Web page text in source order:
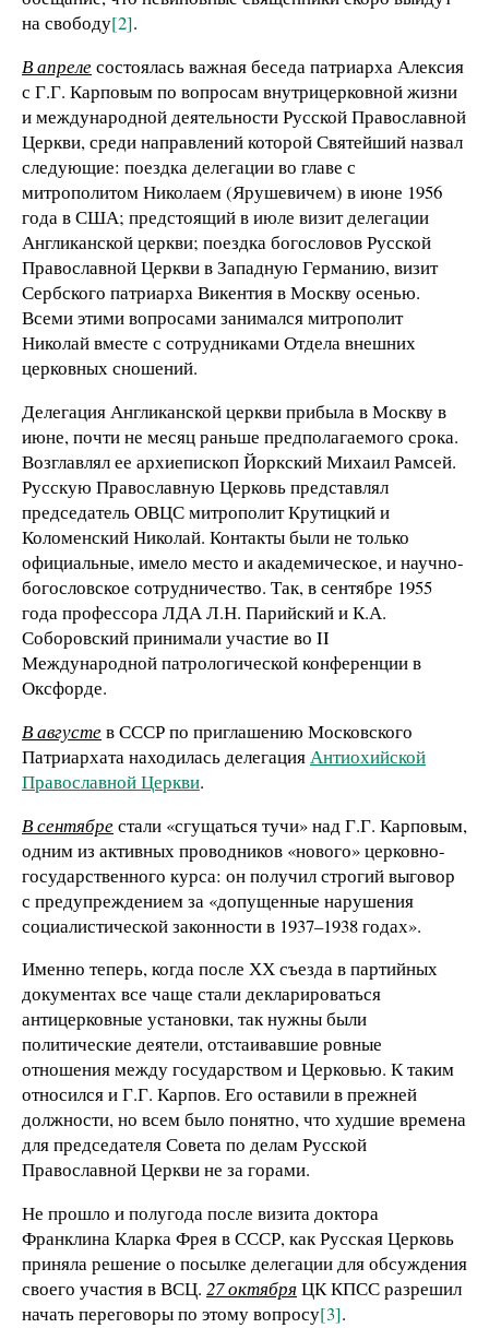
на свободу[2].
В апрелесостоялась важная беседа патриарха Алексия
с Г.Г. Карповым по вопросам внутрицерковной жизни
и международной деятельности Русской Православной
Церкви, среди направлений которой Святейший назвал
следующие: поездка делегации во главе с
митрополитом Николаем (Ярушевичем) в июне 1956
года в США; предстоящий в июле визит делегации
Англиканской церкви; поездка богословов Русской
Православной Церкви в Западную Германию, визит
Сербского патриарха Викентия в Москву осенью.
Всеми этими вопросами занимался митрополит
Николай вместе с сотрудниками Отдела внешних
церковных сношений.
Делегация Англиканской церкви прибыла в Москву в
июне, почти не месяц раньше предполагаемого срока.
Возглавлял ее архиепископ Йоркский Михаил Рамсей.
Русскую Православную Церковь представлял
председатель ОВЦС митрополит Крутицкий и
Коломенский Николай. Контакты были не только
официальные, имело место и академическое, и научно-
богословское сотрудничество. Так, в сентябре 1955
года профессора ЛДА Л.Н. Парийский и К.А.
Соборовский принимали участие во II
Международной патрологической конференции в
Оксфорде.
В августев СССР по приглашению Московского
Патриархата находилась делегацияАнтиохийской
Православной Церкви.
В сентябрестали «сгущаться тучи» над Г.Г. Карповым,
одним из активных проводников «нового» церковно-
государственного курса: он получил строгий выговор
с предупреждением за «допущенные нарушения
социалистической законности в 1937–1938 годах».
Именно теперь, когда после ХХ съезда в партийных
документах все чаще стали декларироваться
антицерковные установки, так нужны были
политические деятели, отстаивавшие ровные
отношения между государством и Церковью. К таким
относился и Г.Г. Карпов. Его оставили в прежней
должности, но всем было понятно, что худшие времена
для председателя Совета по делам Русской
Православной Церкви не за горами.
Не прошло и полугода после визита доктора
Франклина Кларка Фрея в СССР, как Русская Церковь
приняла решение о посылке делегации для обсуждения
своего участия в ВСЦ. 27 октября ЦК КПСС разрешил
начать переговоры по этому вопросу[3].